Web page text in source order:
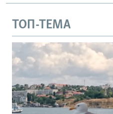
ТОП-ТЕМА